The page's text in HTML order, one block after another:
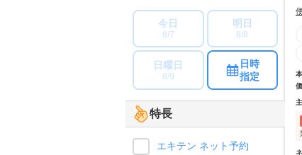
今日
8/7
明日
8/8
日曜日
8/9
日時
指定
特長
エキテン ネット予約